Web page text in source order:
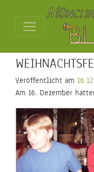
Veröffentlicht am
Am 16. Dezember